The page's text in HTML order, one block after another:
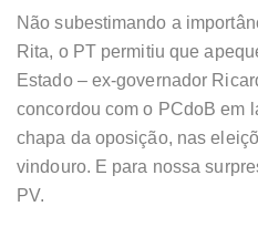
Não subestimando a
Rita, o PT permitiu que
Estado – ex-governador
concordou com o PCdoB em
chapa da oposição, nas
vindouro. E para nossa
PV.